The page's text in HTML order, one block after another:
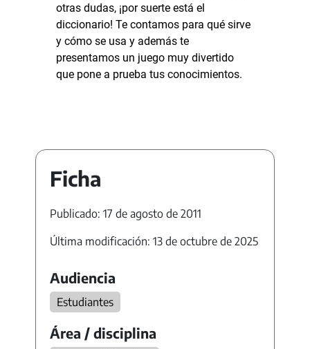
otras dudas, ¡por suerte está el
diccionario! Te contamos para qué sirve
y cómo se usa y además te
presentamos un juego muy divertido
que pone a prueba tus conocimientos.
Ficha
Publicado: 17 de agosto de 2011
Última modificación: 13 de octubre de 2025
Audiencia
Estudiantes
Área / disciplina